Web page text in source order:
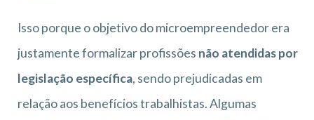
Isso porque o objetivo do microempreendedor era
justamente formalizar profissões não atendidas por
legislação específica, sendo prejudicadas em
relação aos benefícios trabalhistas. Algumas